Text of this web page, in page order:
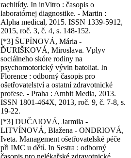
rachitídy. In inVitro : časopis o
laboratórnej diagnostike. - Martin :
Alpha medical, 2015. ISSN 1339-5912,
2015, roč. 3, č. 4, s. 148-152.
[*3] ŠUPÍNOVÁ, Mária -
ĎURIŠKOVÁ, Miroslava. Vplyv
sociálneho skóre rodiny na
psychomotorický vývin batoliat. In
Florence : odborný časopis pro
ošetřovatelství a ostatní zdravotnické
profese. - Praha : Ambit Media, 2013.
ISSN 1801-464X, 2013, roč. 9, č. 7-8, s.
19-22.
[*3] DUČAIOVÁ, Jarmila -
LITVÍNOVÁ, Blažena - ONDRIOVÁ,
Iveta. Management ošetřovatelské péče
při IMC u dětí. In Sestra : odborný
časopis pro nelékařské zdravotnické